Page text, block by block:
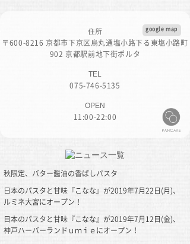
住所
〒600-8216 京都市下京区烏丸通塩小路下る東塩小路町
902 京都駅前地下街ポルタ
google map
TEL
075-746-5135
OPEN
11:00-22:00
秋限定、バター醤油の香ばしパスタ
日本のパスタと甘味『こなな』が2019年7月22日(月)、
ルミネ大宮にオープン！
日本のパスタと甘味『こなな』が2019年7月12日(金)、
神戸ハーバーランドｕｍｉｅにオープン！